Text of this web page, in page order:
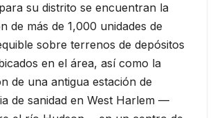
su distrito se encuentran la
de más de 1,000 unidades de
sobre terrenos de depósitos
en el área, así como la
de una antigua estación de
de sanidad en West Harlem —